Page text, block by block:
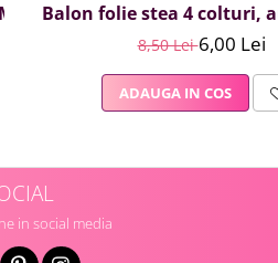
Party, Litera I, 40 cm
Balon folie stea 4 colturi,
8,50 Lei6,00 Lei
ADAUGA IN COS
in social media